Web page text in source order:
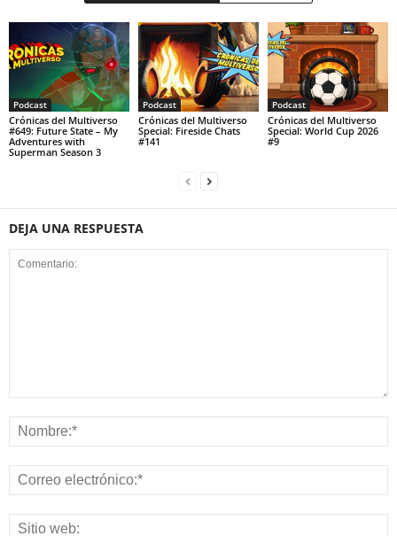
Podcast
Crónicas del Multiverso
#649: Future State – My
Adventures with
Superman Season 3
Podcast
Crónicas del Multiverso
Special: Fireside Chats
#141
Podcast
Crónicas del Multiverso
Special: World Cup 2026
#9
DEJA UNA RESPUESTA